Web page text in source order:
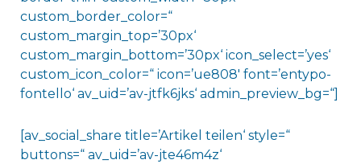
custom_border_color=“
custom_margin_top=’30px‘
custom_margin_bottom=’30px‘ icon_select=’yes‘
custom_icon_color=“ icon=’ue808′ font=’entypo-
fontello‘ av_uid=’av-jtfk6jks‘ admin_preview_bg=“]
[av_social_share title=’Artikel teilen‘ style=“
buttons=“ av_uid=’av-jte46m4z‘